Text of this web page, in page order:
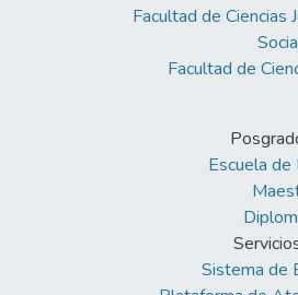
Facultad de Ciencias
Facultad de
Escuela
Sistema de